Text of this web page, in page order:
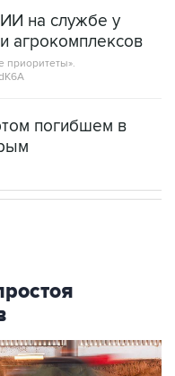
на службе у
агрокомплексов
приоритеты».
погибшем в